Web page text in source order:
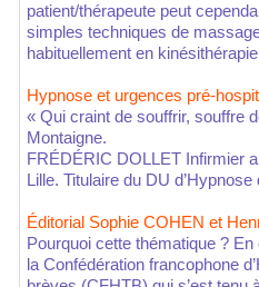
patient/thérapeute peut
simples techniques de
habituellement en
Hypnose et urgences pré-
« Qui craint de souffrir, souffre
Montaigne.
FRÉDÉRIC DOLLET Infirmier
Lille. Titulaire du DU
Éditorial Sophie COHEN et
Pourquoi cette thématique ?
la Confédération francophone